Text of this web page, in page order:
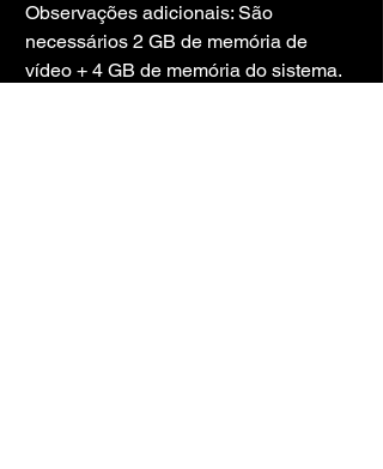
Observações adicionais: São
necessários 2 GB de memória de
vídeo + 4 GB de memória do sistema.